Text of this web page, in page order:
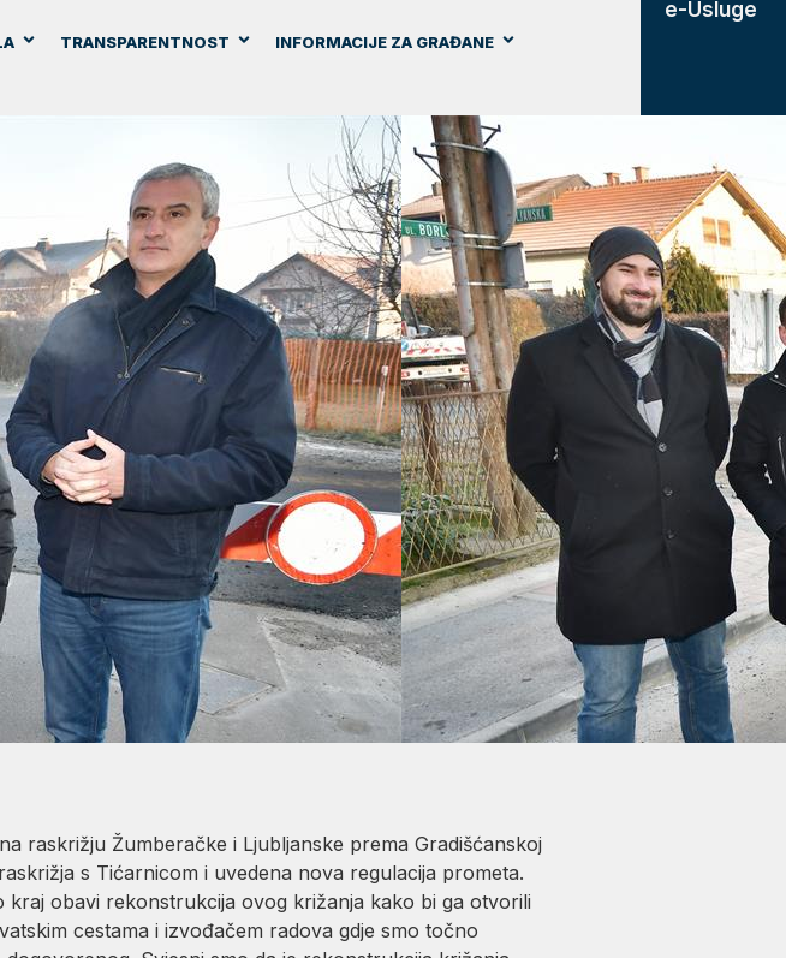
TRANSPARENTNOST
INFORMACIJE ZA GRAĐANE
e-Usluge
raskrižju Žumberačke i Ljubljanske prema Gradišćanskoj
s Tićarnicom i uvedena nova regulacija prometa.
obavi rekonstrukcija ovog križanja kako bi ga otvorili
cestama i izvođačem radova gdje smo točno